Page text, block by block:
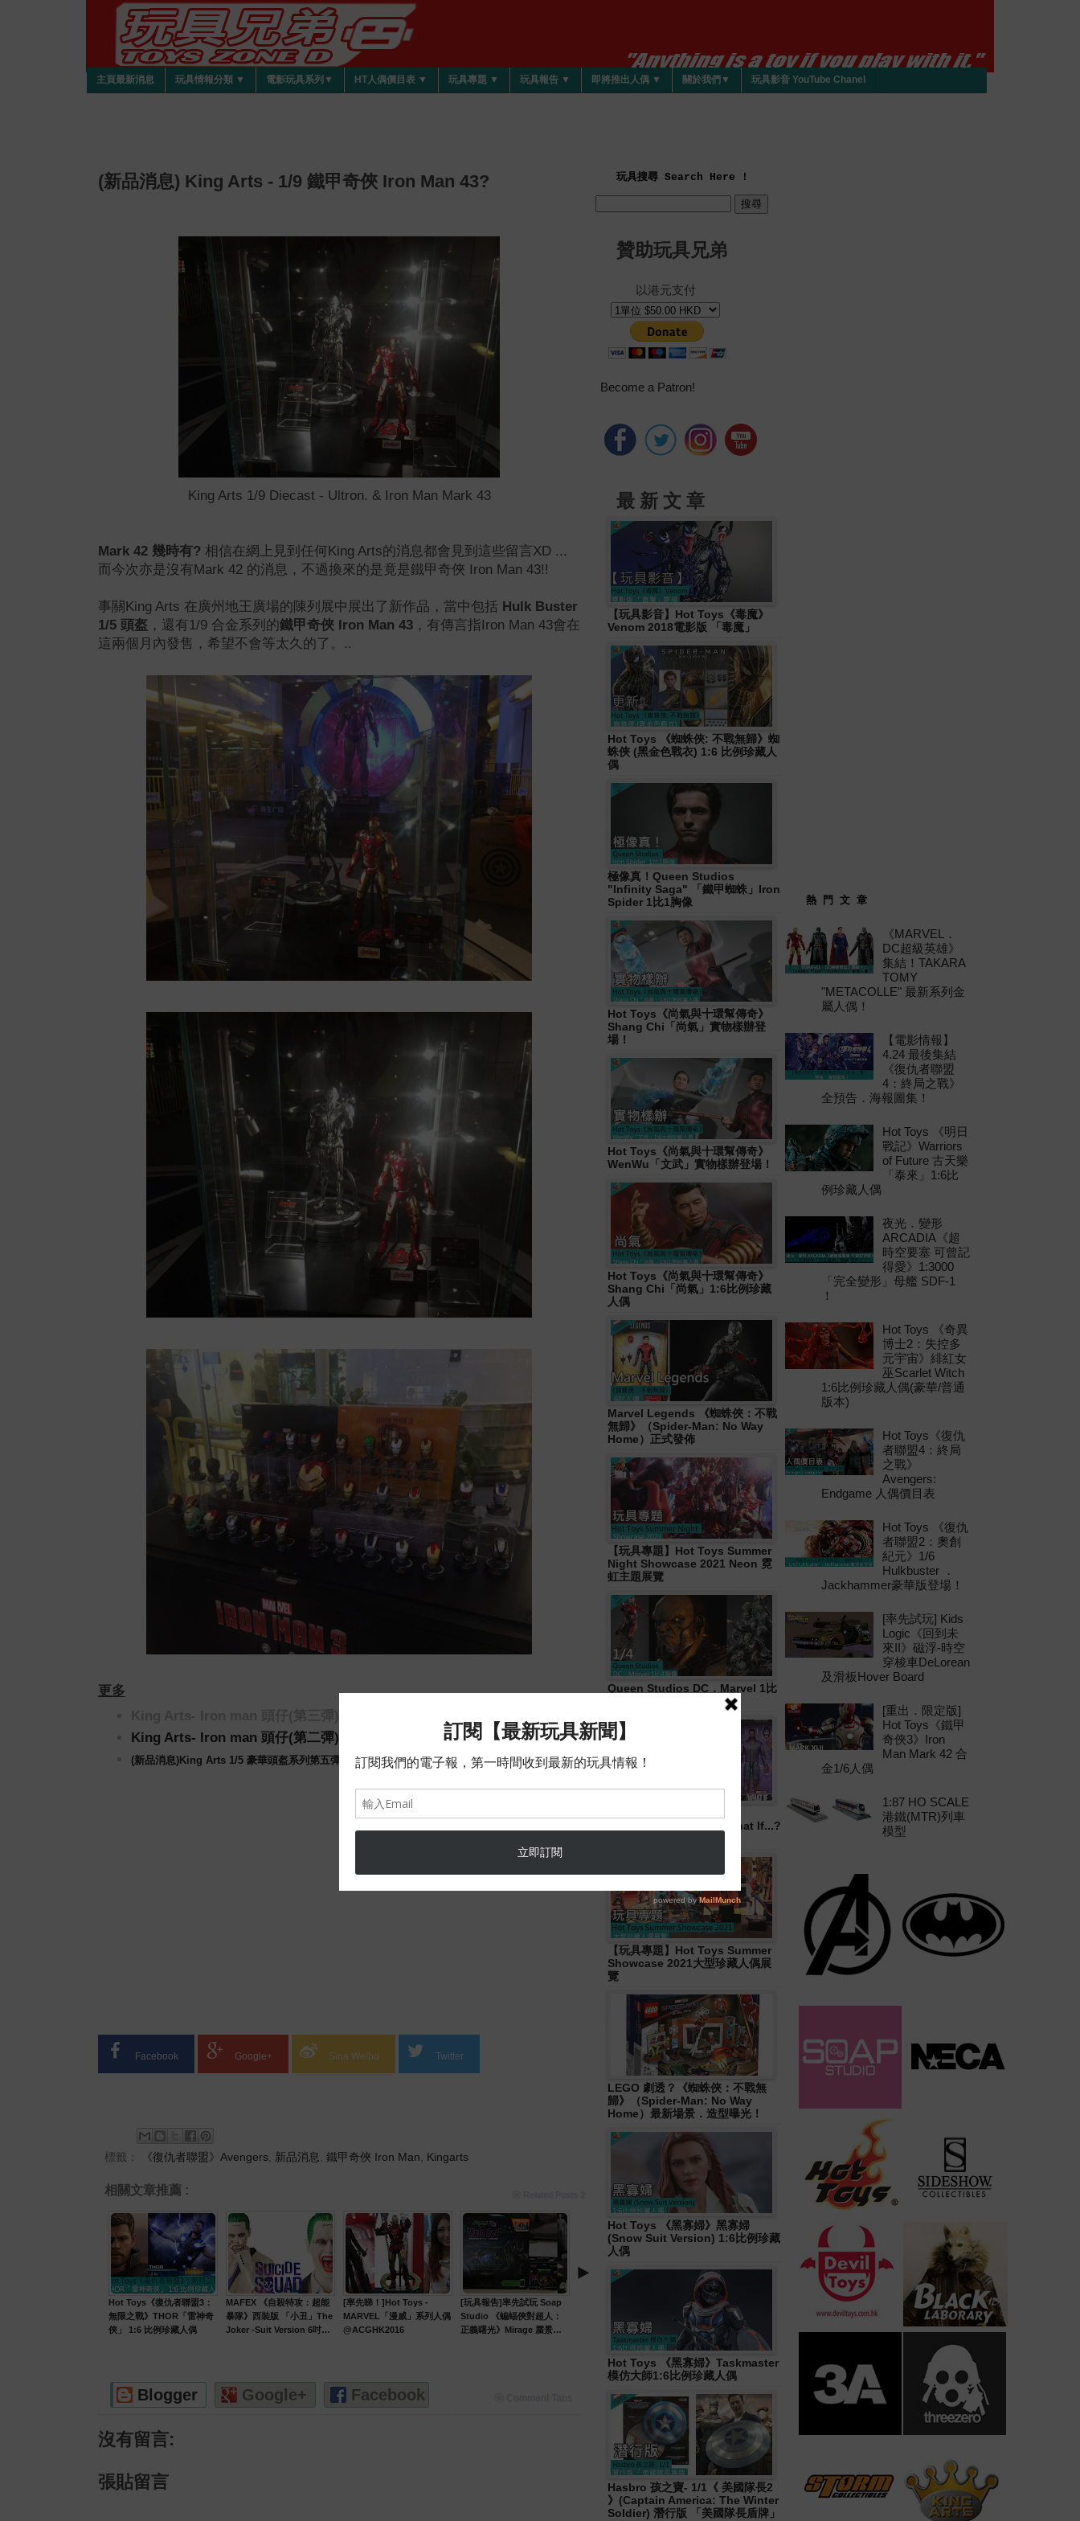
主頁最新消息 玩具情報分類 ▼ 電影玩具系列▼ HT人偶價目表 ▼ 玩具專題 ▼ 玩具報告 ▼ 即將推出人偶 ▼ 關於我們▼ 玩具影音 YouTube Chanel
(新品消息) King Arts - 1/9 鐵甲奇俠 Iron Man 43?
King Arts 1/9 Diecast - Ultron. & Iron Man Mark 43
Mark 42 幾時有? 相信在網上見到任何King Arts的消息都會見到這些留言XD ...
而今次亦是沒有Mark 42 的消息，不過換來的是竟是鐵甲奇俠 Iron Man 43!!
事關King Arts 在廣州地王廣場的陳列展中展出了新作品，當中包括 Hulk Buster
1/5 頭盔 ，還有1/9 合金系列的鐵甲奇俠 Iron Man 43 ，有傳言指Iron Man 43會在
這兩個月內發售，希望不會等太久的了。..
更多
King Arts- Iron man 頭仔(第二彈)
(新品消息)King Arts 1/5 豪華頭盔系列第五彈
Facebook Google+ Sina Weibo Twitter
標籤： 《復仇者聯盟》Avengers 新品消息 鐵甲奇俠 Iron Man Kingarts
相關文章推薦 :
Hot Toys《復仇者聯盟3：
無限之戰》THOR「雷神奇
俠」 1:6 比例珍藏人偶
MAFEX 《自殺特攻：超能
暴隊》西裝版 「小丑」The
Joker -Suit Version 6吋人
[率先睇！]Hot Toys -
MARVEL「漫威」系列人偶
@ACGHK2016
[玩具報告]率先試玩 Soap
Studio 《蝙蝠俠對超人：
正義曙光》Mirage 蜃景系
‣
Blogger Google+ Facebook
沒有留言:
張貼留言
玩具搜尋 Search Here !
贊助玩具兄弟
以港元支付
Become a Patron!
最 新 文 章
【玩具影音】Hot Toys《毒魔》
Venom 2018電影版 「毒魔」
Hot Toys 《蜘蛛俠: 不戰無歸》蜘
蛛俠 (黑金色戰衣) 1:6 比例珍藏人
偶
極像真！Queen Studios
"Infinity Saga" 「鐵甲蜘蛛」Iron
Spider 1比1胸像
Hot Toys《尚氣與十環幫傳奇》
Shang Chi「尚氣」實物樣辦登
場！
Hot Toys《尚氣與十環幫傳奇》
WenWu「文武」實物樣辦登場！
Hot Toys《尚氣與十環幫傳奇》
Shang Chi「尚氣」1:6比例珍藏
人偶
Marvel Legends 《蜘蛛俠：不戰
無歸》（Spider-Man: No Way
Home）正式發佈
【玩具專題】Hot Toys Summer
Night Showcase 2021 Neon 霓
虹主題展覽
Queen Studios DC．Marvel 1比
Legends《Disney+ 》What If...?
【玩具專題】Hot Toys Summer
Showcase 2021大型珍藏人偶展
覽
LEGO 劇透？《蜘蛛俠：不戰無
歸》（Spider-Man: No Way
Home）最新場景．造型曝光！
Hot Toys 《黑寡婦》黑寡婦
(Snow Suit Version) 1:6比例珍藏
人偶
Hot Toys 《黑寡婦》Taskmaster
模仿大師1:6比例珍藏人偶
Hasbro 孩之寶- 1/1《 美國隊長2
》(Captain America: The Winter
Soldier) 潛行版 「美國隊長盾牌」
熱 門 文 章
《MARVEL．
DC超級英雄》
集結！TAKARA
TOMY
"METACOLLE" 最新系列金
屬人偶！
【電影情報】
4.24 最後集結
《復仇者聯盟
4：終局之戰》
全預告．海報圖集！
Hot Toys 《明日
戰記》Warriors
of Future 古天樂
「泰來」1:6比
例珍藏人偶
夜光．變形
ARCADIA《超
時空要塞 可曾記
得愛》1:3000
「完全變形」母艦 SDF-1
！
Hot Toys 《奇異
博士2：失控多
元宇宙》緋紅女
巫Scarlet Witch
1:6比例珍藏人偶(豪華/普通
版本)
Hot Toys《復仇
者聯盟4：終局
之戰》
Avengers:
Endgame 人偶價目表
Hot Toys 《復仇
者聯盟2：奧創
紀元》1/6
Hulkbuster ．
Jackhammer豪華版登場！
[率先試玩] Kids
Logic《回到未
來II》磁浮-時空
穿梭車DeLorean
及滑板Hover Board
[重出．限定版]
Hot Toys《鐵甲
奇俠3》Iron
Man Mark 42 合
金1/6人偶
1:87 HO SCALE
港鐵(MTR)列車
模型